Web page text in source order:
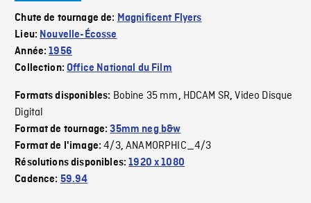
Chute de tournage de: Magnificent Flyers
Lieu: Nouvelle-Écosse
Année:1956
Collection:Office National du Film
Formats disponibles: Bobine 35 mm, HDCAM SR,Video Disque
Digital
Format de tournage:35mm neg b&w
Format de l'image:4/3,ANAMORPHIC_4/3
Résolutions disponibles:1920 x 1080
Cadence: 59.94